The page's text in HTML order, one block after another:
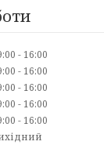
16:00
16:00
16:00
16:00
16:00